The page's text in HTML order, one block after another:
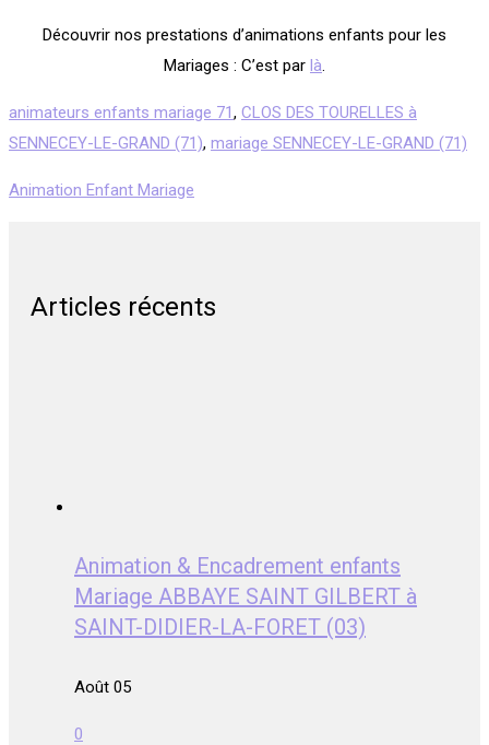
Découvrir nos prestations d’animations enfants pour les
Mariages : C’est par là
animateurs enfants mariage 71, CLOS DES TOURELLES à
SENNECEY-LE-GRAND (71), mariage SENNECEY-LE-GRAND (71)
Animation Enfant Mariage
Articles récents
Animation & Encadrement enfants
Mariage ABBAYE SAINT GILBERT à
SAINT-DIDIER-LA-FORET (03)
Août 05
0